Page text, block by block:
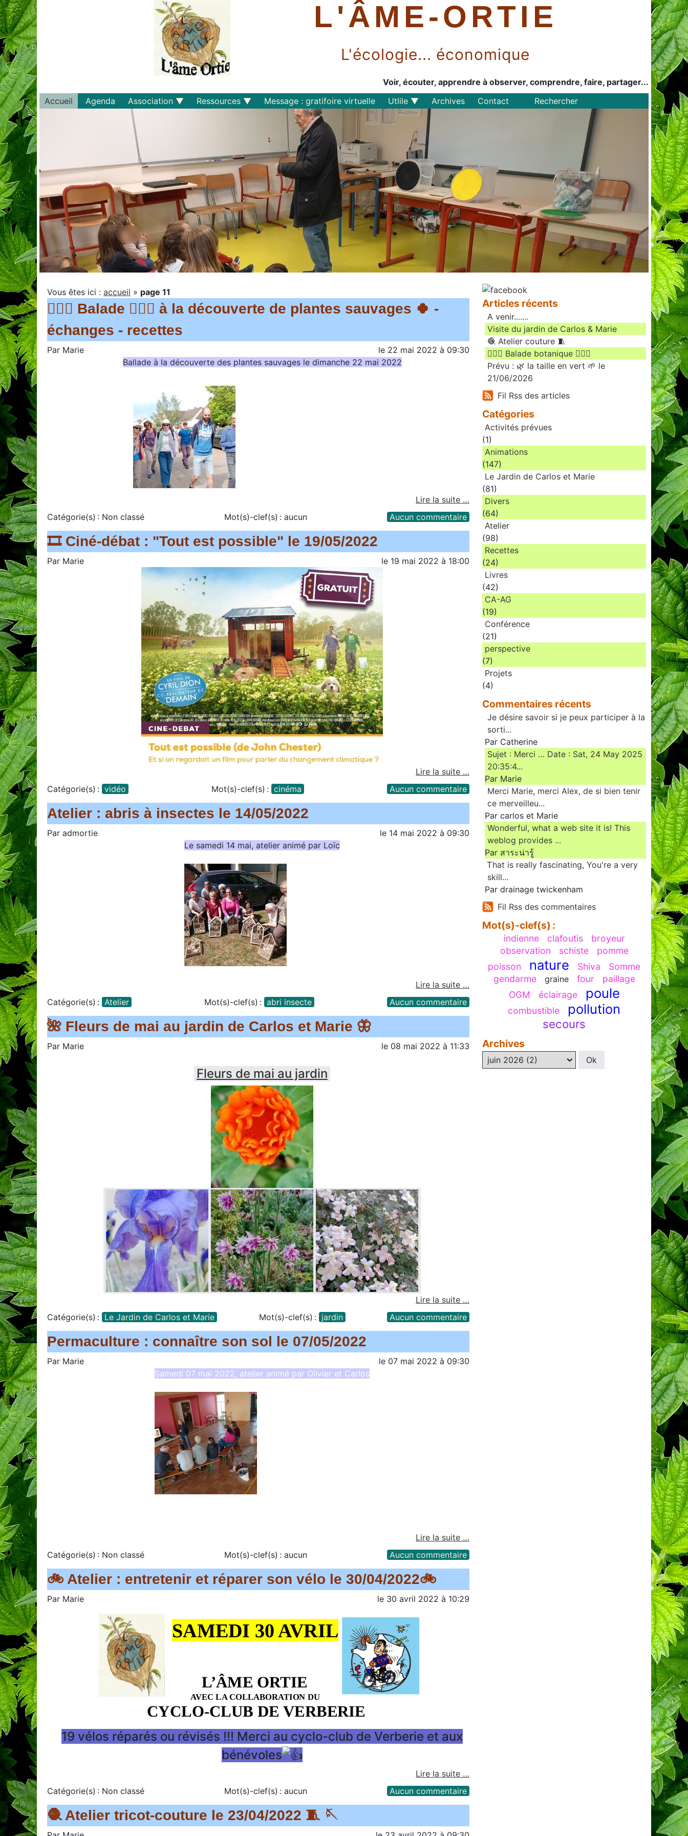
L'ÂME-ORTIE
L'écologie... économique
Voir, écouter, apprendre à observer, comprendre, faire, partager...
Accueil
Agenda
Association
Qui sommes-nous ?
Statuts et règlements
Adhérer
Documents
Bulletin d'adhésion
Ressources
Recettes
Projets
Message : gratifoire virtuelle
Utlile
Outils libres
Perspective
Archives Contact Rechercher
Vous êtes ici : accueil » page 11
🚶🏻‍♀️ Balade 🚶🏻‍♂️ à la découverte de plantes sauvages 🍀 -
échanges - recettes
Par Marie le 22 mai 2022 à 09:30
Ballade à la découverte des plantes sauvages le dimanche 22 mai 2022
Lire la suite …
Catégorie(s) : Non classé Mot(s)-clef(s) : aucun Aucun commentaire
🎞️ Ciné-débat : "Tout est possible" le 19/05/2022
Par Marie le 19 mai 2022 à 18:00
Lire la suite …
Catégorie(s) : vidéo Mot(s)-clef(s) : cinéma Aucun commentaire
Atelier : abris à insectes le 14/05/2022
Par admortie le 14 mai 2022 à 09:30
Le samedi 14 mai, atelier animé par Loïc
Lire la suite …
Catégorie(s) : Atelier Mot(s)-clef(s) : abri insecte Aucun commentaire
🌺 Fleurs de mai au jardin de Carlos et Marie 🦋
Par Marie le 08 mai 2022 à 11:33
Fleurs de mai au jardin
Lire la suite …
Catégorie(s) : Le Jardin de Carlos et Marie Mot(s)-clef(s) : jardin Aucun commentaire
Permaculture : connaître son sol le 07/05/2022
Par Marie le 07 mai 2022 à 09:30
Samedi 07 mai 2022, atelier animé par Olivier et Carlos
Lire la suite …
Catégorie(s) : Non classé Mot(s)-clef(s) : aucun Aucun commentaire
🚲 Atelier : entretenir et réparer son vélo le 30/04/2022🚲
Par Marie le 30 avril 2022 à 10:29
19 vélos réparés ou révisés !!! Merci au cyclo-club de Verberie et aux
bénévoles
Lire la suite …
Catégorie(s) : Non classé Mot(s)-clef(s) : aucun Aucun commentaire
🧶 Atelier tricot-couture le 23/04/2022 🧵 🪡
Articles récents
A venir.......
Visite du jardin de Carlos & Marie
🧶 Atelier couture 🧵
🚶🏻‍♀️ Balade botanique 🚶🏻‍♂️
Prévu : 🌿 la taille en vert 🌱 le
21/06/2026
Fil Rss des articles
Catégories
Activités prévues
(1)
Animations
(147)
Le Jardin de Carlos et Marie
(81)
Divers
(64)
Atelier
(98)
Recettes
(24)
Livres
(42)
CA-AG
(19)
Conférence
(21)
perspective
(7)
Projets
(4)
Commentaires récents
Je désire savoir si je peux participer à la
sorti...
Par Catherine
Sujet : Merci … Date : Sat, 24 May 2025
20:35:4...
Par Marie
Merci Marie, merci Alex, de si bien tenir
ce merveilleu...
Par carlos et Marie
Wonderful, what a web site it is! This
weblog provides ...
Par สาระน่ารู้
Ꭲhat is really fascinating, You'rе a very
skill...
Par drainage twickenham
Fil Rss des commentaires
Mot(s)-clef(s) :
indienne clafoutis
broyeur
observation
schiste
pomme
poisson
nature Shiva
Somme
gendarme
graine four
paillage
OGM
éclairage poule
combustible pollution
secours
Archives